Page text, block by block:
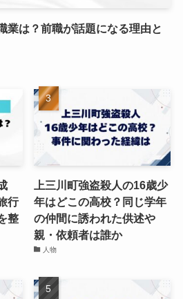
業は？前職が話題になる理由と
行
整
上三川町強盗殺人の16歳少
年はどこの高校？同じ学年
の仲間に誘われた供述や
親・依頼者は誰か
人物